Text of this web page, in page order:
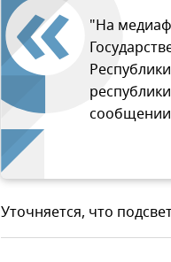
"На
Уточняется, что